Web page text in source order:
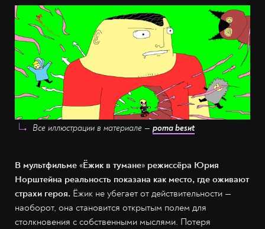
Все иллюстрации в материале — рoma besиt
В мультфильме «Ёжик в тумане» режиссёра Юрия
Норштейна реальность показана как место, где оживают
страхи героя. Ёжик не убегает от действительности —
наоборот, она становится открытым полем для
столкновения с собственными мыслями. Потеря